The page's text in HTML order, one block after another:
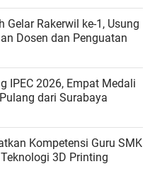
Gelar Rakerwil ke-1, Usung
Dosen dan Penguatan
IPEC 2026, Empat Medali
dari Surabaya
Kompetensi Guru SMK
3D Printing